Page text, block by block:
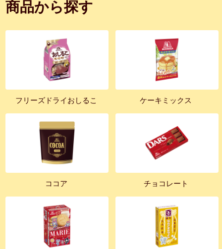
商品から探す
フリーズドライおしるこ ケーキミックス
ココア チョコレート